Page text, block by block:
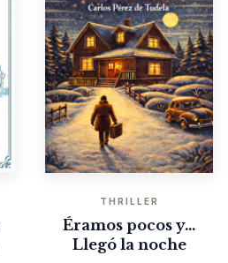
THRILLER
Éramos pocos y…
Llegó la noche